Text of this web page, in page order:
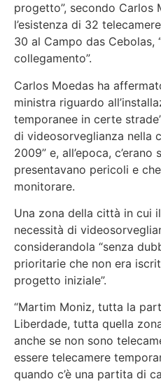
progetto”, secondo Carlos
l’esistenza di 32
30 al Campo das Cebolas,
collegamento”.
Carlos Moedas ha
ministra riguardo
temporanee in certe
di videosorveglianza nella
2009” e, all’epoca,
presentavano pericoli e
monitorare.
Una zona della città in cui
necessità di
considerandola “senza
prioritarie che non era
progetto iniziale”.
“Martim Moniz, tutta la
Liberdade, tutta quella
anche se non sono
essere telecamere
quando c’è una partita di